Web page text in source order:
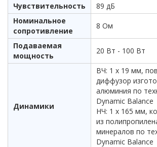
Чувствительность
89 дБ
Номинальное
сопротивление
8 Ом
Подаваемая
мощность
20 Вт - 100 Вт
Динамики
ВЧ: 1 х 19 мм,
диффузор
алюминия по
Dynamic Balance
НЧ: 1 х 165 мм,
из
минералов по
Dynamic Balance